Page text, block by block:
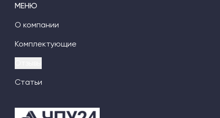
МЕНЮ
О компании
Комплектующие
Статьи